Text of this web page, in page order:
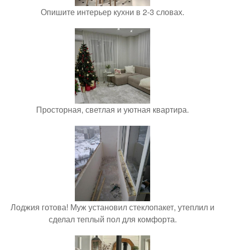
Опишите интерьер кухни в 2-3 словах.
Просторная, светлая и уютная квартира.
Лоджия готова! Муж установил стеклопакет, утеплил и
сделал теплый пол для комфорта.